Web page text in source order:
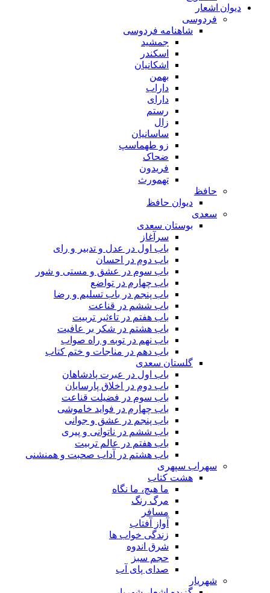
دیوان اشعار
فردوسی
شاهنامه فردوسی
جمشید
اسکندر
اشکانیان
بهمن
داراب
دارای
رستم
زال
ساسانیان
زو طهماسپ‏
ضحاک
فریدون
تهمورث
حافظ
دیوان حافظ
سعدی
بوستان سعدی
سرآغاز
باب اول در عدل و تدبیر و رای
باب دوم در احسان
باب سوم در عشق و مستی و شور
باب چهارم در تواضع
باب پنجم در باب تسلیم و رضا
باب ششم در قناعت
باب هفتم در تاءثیر تربیت
باب هشتم در شکر بر عافیت
باب نهم در توبه و راه صواب
باب دهم در مناجات و ختم کتاب
گلستان سعدی
باب اول در عبرت پادشاهان
باب دوم در اخلاق پارسایان
باب سوم در فضیلت قناعت
باب چهارم در فواید خاموشى
باب پنجم در عشق و جوانى
باب ششم در ناتوانى و پیرى
باب هفتم در عالم تربیت
باب هشتم در آداب صحبت و همنشنى
سهراب سپهری
هشت کتاب
ما هیچ، ما نگاه
مرگ رنگ
مسافر
آواز آفتاب
زندگی خواب ها
شرق اندوه
حجم سبز
صدای پای آب
شهریار